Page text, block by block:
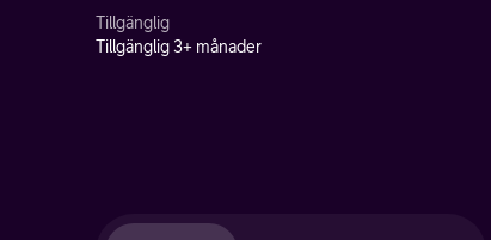
Tillgänglig
Tillgänglig 3+ månader